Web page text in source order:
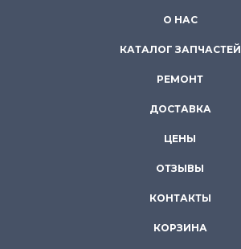
О НАС
КАТАЛОГ ЗАПЧАСТЕЙ
РЕМОНТ
ДОСТАВКА
ЦЕНЫ
ОТЗЫВЫ
КОНТАКТЫ
КОРЗИНА